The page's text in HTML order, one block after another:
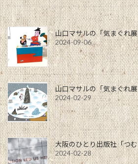
山口マサルの「気まぐれ
2024-09-06
山口マサルの「気まぐれ
2024-02-29
大阪のひとり出版社「つ
2024-02-28